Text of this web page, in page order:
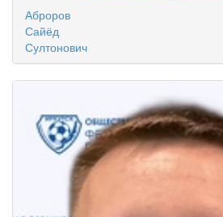
Аброров
Сайёд
Султонович